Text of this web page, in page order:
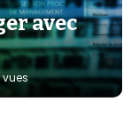
avec
vues